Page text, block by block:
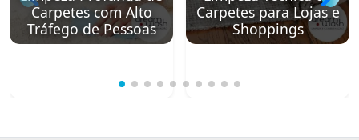
Carpetes com Alto
Tráfego de Pessoas
Carpetes para Lojas e
Shoppings